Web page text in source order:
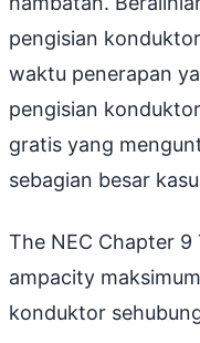
pengisian
waktu penerapan
pengisian
gratis yang
sebagian besar
The NEC Chapter 9
ampacity
konduktor